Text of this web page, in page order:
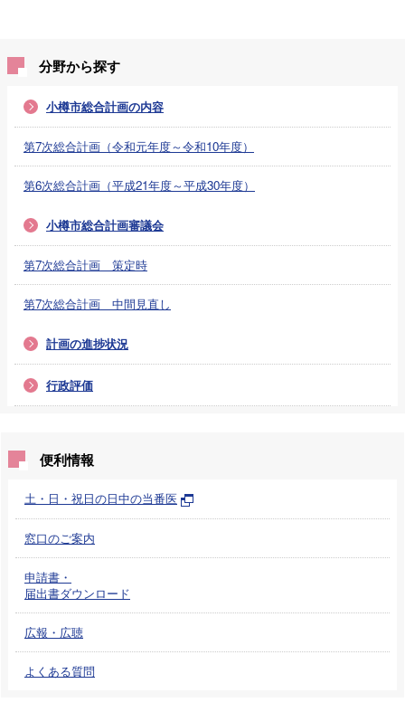
分野から探す
小樽市総合計画の内容
第7次総合計画（令和元年度～令和10年度）
第6次総合計画（平成21年度～平成30年度）
小樽市総合計画審議会
第7次総合計画 策定時
第7次総合計画 中間見直し
計画の進捗状況
行政評価
便利情報
土・日・祝日の日中の当番医
窓口のご案内
申請書・
届出書ダウンロード
広報・広聴
よくある質問